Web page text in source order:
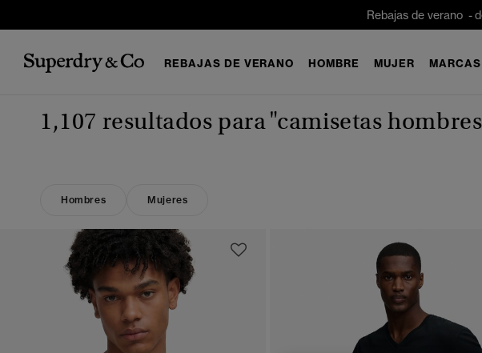
Rebajas de verano -
REBAJAS DE VERANO HOMBRE MUJER MARCAS
1,107 resultados para"camisetas
Hombres Mujeres